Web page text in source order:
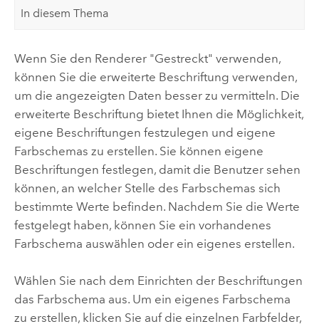
In diesem Thema
Wenn Sie den Renderer "Gestreckt" verwenden,
können Sie die erweiterte Beschriftung verwenden,
um die angezeigten Daten besser zu vermitteln. Die
erweiterte Beschriftung bietet Ihnen die Möglichkeit,
eigene Beschriftungen festzulegen und eigene
Farbschemas zu erstellen. Sie können eigene
Beschriftungen festlegen, damit die Benutzer sehen
können, an welcher Stelle des Farbschemas sich
bestimmte Werte befinden. Nachdem Sie die Werte
festgelegt haben, können Sie ein vorhandenes
Farbschema auswählen oder ein eigenes erstellen.
Wählen Sie nach dem Einrichten der Beschriftungen
das Farbschema aus. Um ein eigenes Farbschema
zu erstellen, klicken Sie auf die einzelnen Farbfelder,